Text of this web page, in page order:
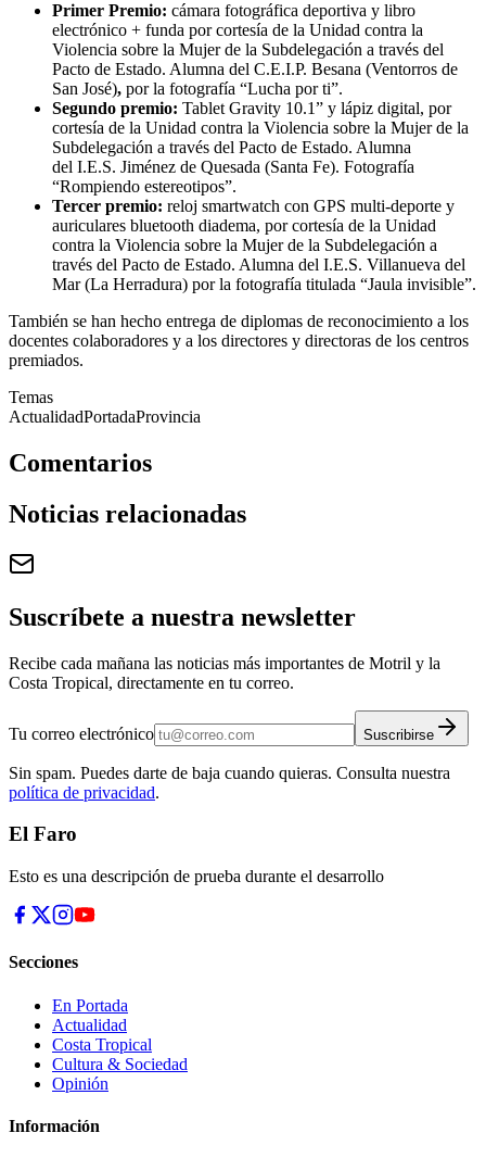
Primer Premio: cámara fotográfica deportiva y libro
electrónico + funda por cortesía de la Unidad contra la
Violencia sobre la Mujer de la Subdelegación a través del
Pacto de Estado. Alumna del C.E.I.P. Besana (Ventorros de
San José), por la fotografía “Lucha por ti”.
Segundo premio: Tablet Gravity 10.1” y lápiz digital, por
cortesía de la Unidad contra la Violencia sobre la Mujer de la
Subdelegación a través del Pacto de Estado. Alumna
del I.E.S. Jiménez de Quesada (Santa Fe). Fotografía
“Rompiendo estereotipos”.
Tercer premio: reloj smartwatch con GPS multi-deporte y
auriculares bluetooth diadema, por cortesía de la Unidad
contra la Violencia sobre la Mujer de la Subdelegación a
través del Pacto de Estado. Alumna del I.E.S. Villanueva del
Mar (La Herradura) por la fotografía titulada “Jaula invisible”.
También se han hecho entrega de diplomas de reconocimiento a los
docentes colaboradores y a los directores y directoras de los centros
premiados.
Temas
ActualidadPortadaProvincia
Comentarios
Noticias relacionadas
Suscríbete a nuestra newsletter
Recibe cada mañana las noticias más importantes de Motril y la
Costa Tropical, directamente en tu correo.
Tu correo electrónico Suscribirse
Sin spam. Puedes darte de baja cuando quieras. Consulta nuestra
política de privacidad.
El Faro
Esto es una descripción de prueba durante el desarrollo
Secciones
En Portada
Actualidad
Costa Tropical
Cultura & Sociedad
Opinión
Información